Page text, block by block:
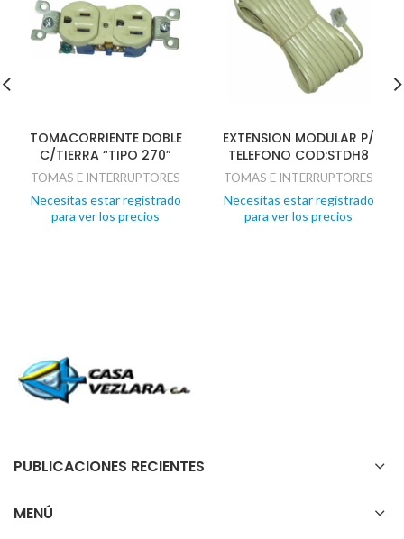
TOMACORRIENTE DOBLE
C/TIERRA “TIPO 270”
TOMAS E INTERRUPTORES
Necesitas estar registrado
para ver los precios
EXTENSION MODULAR P/
TELEFONO COD:STDH8
TOMAS E INTERRUPTORES
Necesitas estar registrado
para ver los precios
PUBLICACIONES RECIENTES
MENÚ